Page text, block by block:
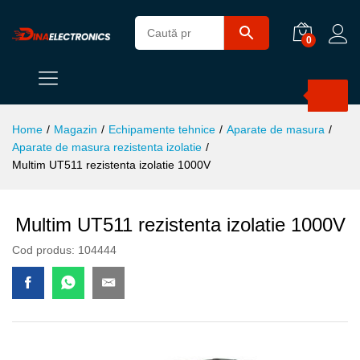
0
Home / Magazin / Echipamente tehnice / Aparate de masura /
Aparate de masura rezistenta izolatie /
Multim UT511 rezistenta izolatie 1000V
Multim UT511 rezistenta izolatie 1000V
Cod produs: 104444